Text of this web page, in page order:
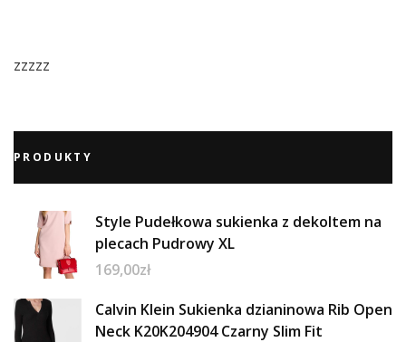
zzzzz
PRODUKTY
Style Pudełkowa sukienka z dekoltem na
plecach Pudrowy XL
169,00zł
Calvin Klein Sukienka dzianinowa Rib Open
Neck K20K204904 Czarny Slim Fit